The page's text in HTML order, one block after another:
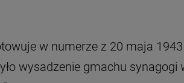
w numerze z 20 maja
wysadzenie gmachu